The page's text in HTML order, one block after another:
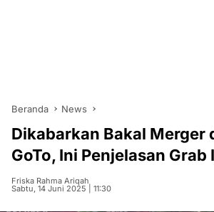
Beranda News
Dikabarkan Bakal Merger
GoTo, Ini Penjelasan Grab
Friska Rahma Ariqah
Sabtu, 14 Juni 2025 | 11:30